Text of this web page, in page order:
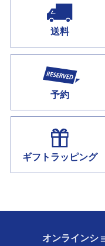
送料
予約
ギフトラッピング
オンラインシ